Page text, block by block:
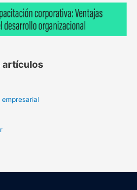
artículos
empresarial